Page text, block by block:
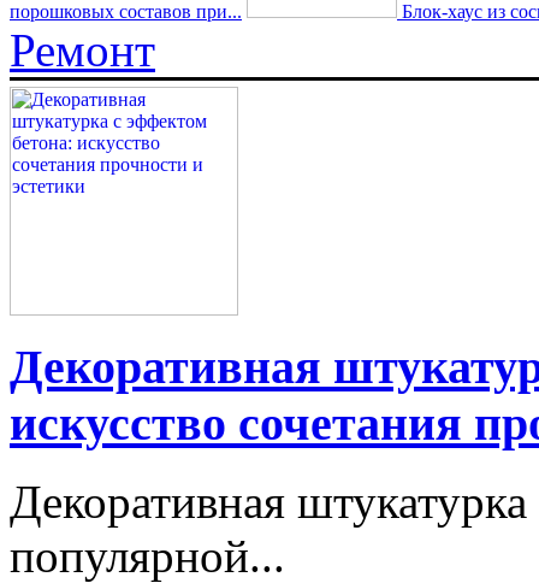
порошковых составов при... Блок-хаус из
Ремонт
Декоративная
искусство сочетания
Декоративная
популярной...